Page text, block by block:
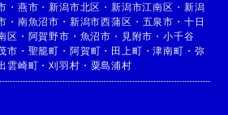
・ 燕市 ・新潟市北区 ・新潟市江南区 ・ 新潟
・ 南魚沼市 ・ 新潟市西蒲区 ・ 五泉市 ・ 十日
区 ・ 阿賀野市 ・ 魚沼市 ・ 見附市 ・小千谷
市 ・ 聖籠町 ・ 阿賀町 ・ 田上町 ・津南町 ・ 弥
雲崎町 ・刈羽村 ・ 粟島浦村